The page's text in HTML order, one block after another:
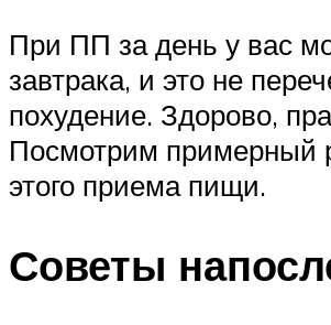
При ПП за день у вас
завтрака, и это не
похудение. Здорово,
Посмотрим примерный
этого приема пищи.
Советы